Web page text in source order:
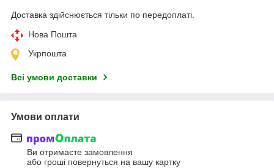
Доставка здійснюється тільки по передоплаті.
Нова Пошта
Укрпошта
Всі умови доставки
Умови оплати
Ви отримаєте замовлення
або гроші повернуться на вашу картку